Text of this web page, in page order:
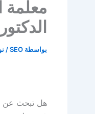
بواسطة SEO
/
هل تبحث عن